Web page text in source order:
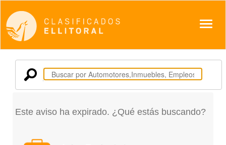
Este aviso ha expirado. ¿Qué estás buscando?